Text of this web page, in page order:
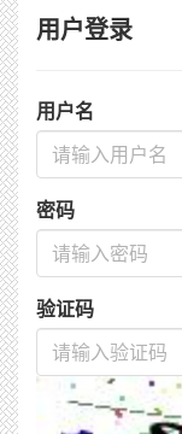
用户登录
用户名
密码
验证码